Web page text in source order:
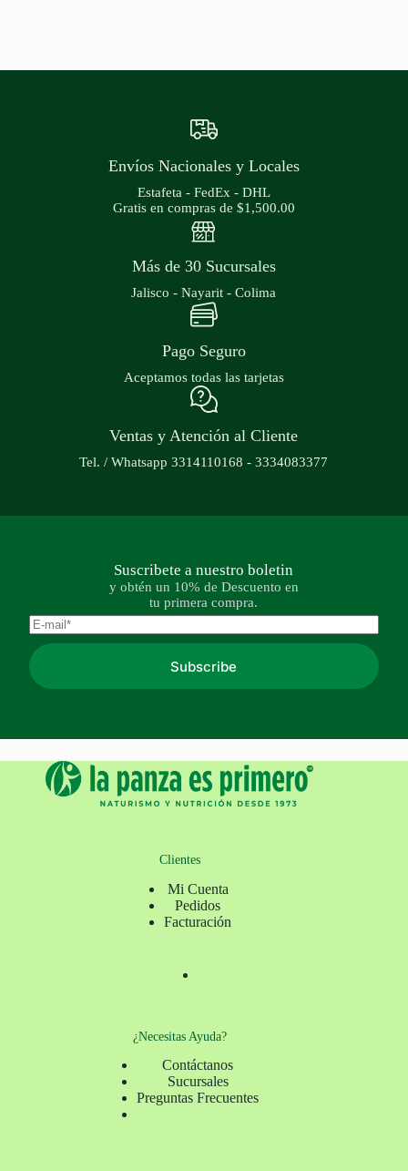
Envíos Nacionales y Locales
Estafeta - FedEx - DHL
Gratis en compras de $1,500.00
Más de 30 Sucursales
Jalisco - Nayarit - Colima
Pago Seguro
Aceptamos todas las tarjetas
Ventas y Atención al Cliente
Tel. / Whatsapp 3314110168 - 3334083377
Suscribete a nuestro boletin
y obtén un 10% de Descuento en
tu primera compra.
Subscribe
Clientes
Mi Cuenta
Pedidos
Facturación
¿Necesitas Ayuda?
Contáctanos
Sucursales
Preguntas Frecuentes